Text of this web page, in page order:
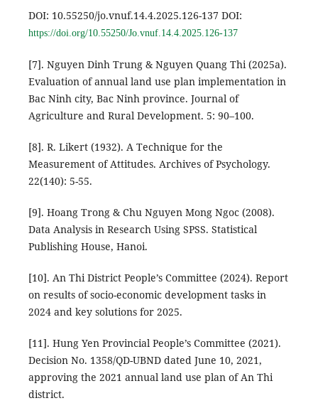
DOI: 10.55250/jo.vnuf.14.4.2025.126-137 DOI:
https://doi.org/10.55250/Jo.vnuf.14.4.2025.126-137
[7]. Nguyen Dinh Trung & Nguyen Quang Thi (2025a).
Evaluation of annual land use plan implementation in
Bac Ninh city, Bac Ninh province. Journal of
Agriculture and Rural Development. 5: 90–100.
[8]. R. Likert (1932). A Technique for the
Measurement of Attitudes. Archives of Psychology.
22(140): 5-55.
[9]. Hoang Trong & Chu Nguyen Mong Ngoc (2008).
Data Analysis in Research Using SPSS. Statistical
Publishing House, Hanoi.
[10]. An Thi District People’s Committee (2024). Report
on results of socio-economic development tasks in
2024 and key solutions for 2025.
[11]. Hung Yen Provincial People’s Committee (2021).
Decision No. 1358/QD-UBND dated June 10, 2021,
approving the 2021 annual land use plan of An Thi
district.